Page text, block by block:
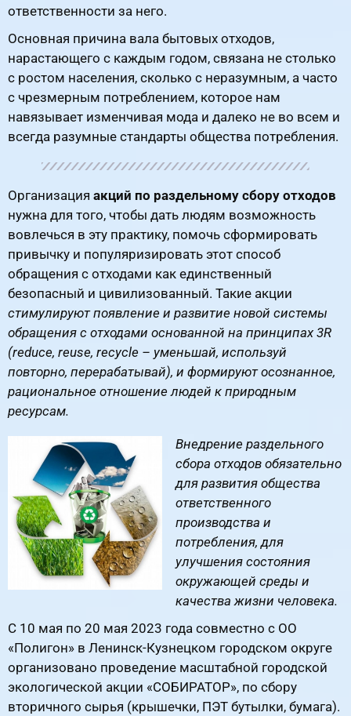
ответственности за него.
Основная причина вала бытовых отходов,
нарастающего с каждым годом, связана не столько
с ростом населения, сколько с неразумным, а часто
с чрезмерным потреблением, которое нам
навязывает изменчивая мода и далеко не во всем и
всегда разумные стандарты общества потребления.
Организация акций по раздельному сбору отходов
нужна для того, чтобы дать людям возможность
вовлечься в эту практику, помочь сформировать
привычку и популяризировать этот способ
обращения с отходами как единственный
безопасный и цивилизованный. Такие акции
стимулируют появление и развитие новой системы
обращения с отходами основанной на принципах 3R
(reduce, reuse, recycle – уменьшай, используй
повторно, перерабатывай), и формируют осознанное,
рациональное отношение людей к природным
ресурсам.
Внедрение раздельного
сбора отходов обязательно
для развития общества
ответственного
производства и
потребления, для
улучшения состояния
окружающей среды и
качества жизни человека.
С 10 мая по 20 мая 2023 года совместно с ОО
«Полигон» в Ленинск-Кузнецком городском округе
организовано проведение масштабной городской
экологической акции «СОБИРАТОР», по сбору
вторичного сырья (крышечки, ПЭТ бутылки, бумага).